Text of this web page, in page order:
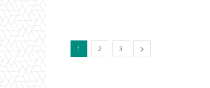
1 2 3